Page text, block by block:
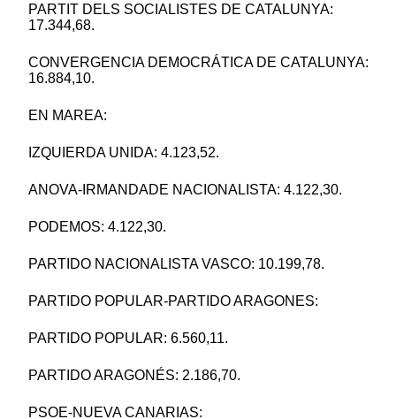
PARTIT DELS SOCIALISTES DE CATALUNYA:
17.344,68.
CONVERGENCIA DEMOCRÁTICA DE CATALUNYA:
16.884,10.
EN MAREA:
IZQUIERDA UNIDA: 4.123,52.
ANOVA-IRMANDADE NACIONALISTA: 4.122,30.
PODEMOS: 4.122,30.
PARTIDO NACIONALISTA VASCO: 10.199,78.
PARTIDO POPULAR-PARTIDO ARAGONES:
PARTIDO POPULAR: 6.560,11.
PARTIDO ARAGONÉS: 2.186,70.
PSOE-NUEVA CANARIAS: